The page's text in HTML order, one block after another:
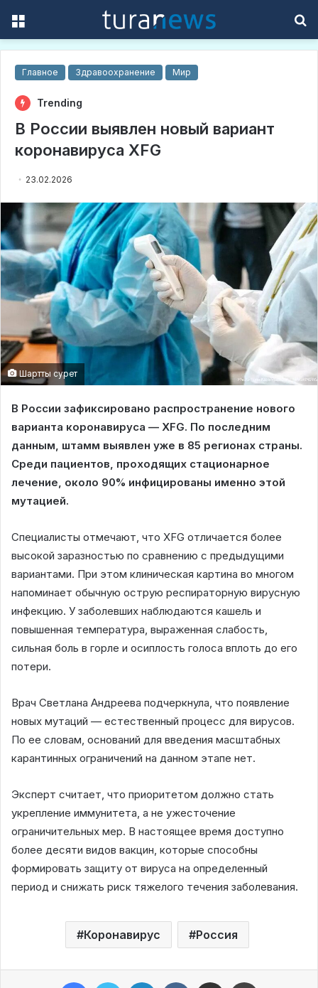
Главное Здравоохранение Мир
Trending
В России выявлен новый вариант
коронавируса XFG
23.02.2026
Шартты сурет
В России зафиксировано распространение нового
варианта коронавируса — XFG. По последним
данным, штамм выявлен уже в 85 регионах страны.
Среди пациентов, проходящих стационарное
лечение, около 90% инфицированы именно этой
мутацией.
Специалисты отмечают, что XFG отличается более
высокой заразностью по сравнению с предыдущими
вариантами. При этом клиническая картина во многом
напоминает обычную острую респираторную вирусную
инфекцию. У заболевших наблюдаются кашель и
повышенная температура, выраженная слабость,
сильная боль в горле и осиплость голоса вплоть до его
потери.
Врач Светлана Андреева подчеркнула, что появление
новых мутаций — естественный процесс для вирусов.
По ее словам, оснований для введения масштабных
карантинных ограничений на данном этапе нет.
Эксперт считает, что приоритетом должно стать
укрепление иммунитета, а не ужесточение
ограничительных мер. В настоящее время доступно
более десяти видов вакцин, которые способны
формировать защиту от вируса на определенный
период и снижать риск тяжелого течения заболевания.
Коронавирус Россия